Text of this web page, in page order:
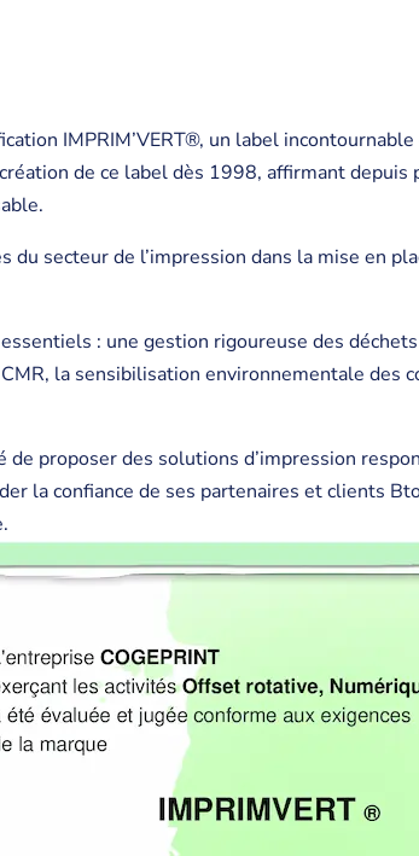
IMPRIM’VERT®, un label
de ce label dès 1998, affirmant
secteur de l’impression dans la mise en
: une gestion rigoureuse des
la sensibilisation environnementale des
proposer des solutions d’impression
la confiance de ses partenaires et clients